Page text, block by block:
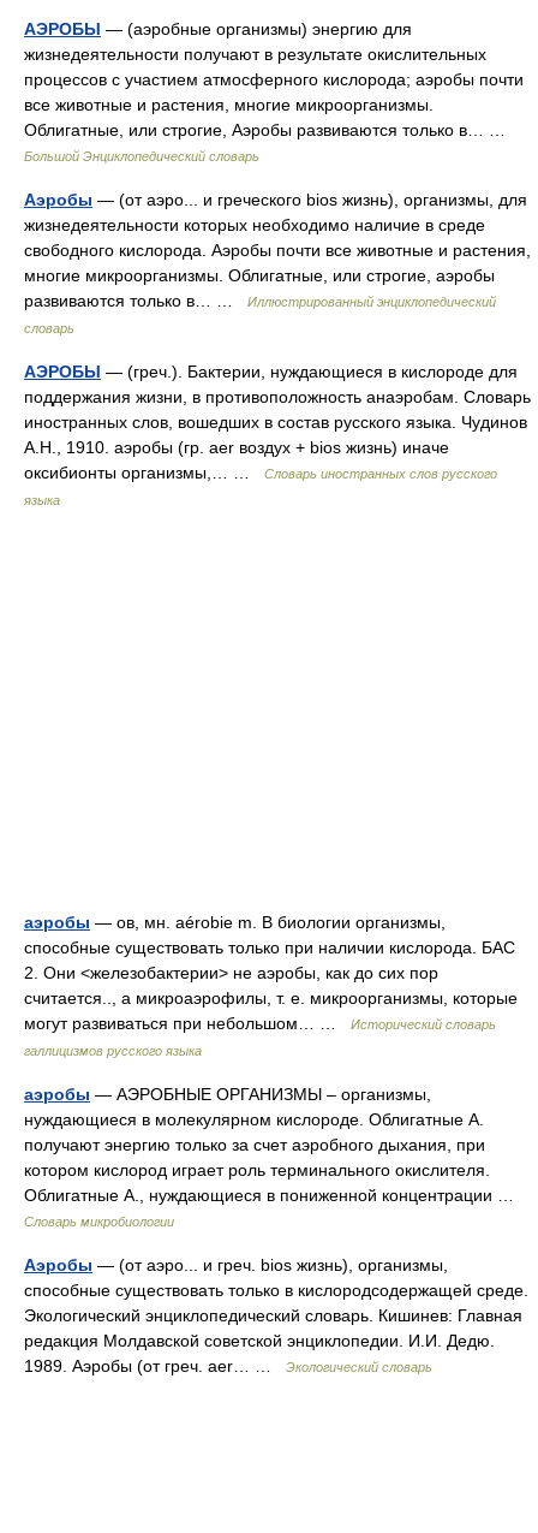
АЭРОБЫ — (аэробные организмы) энергию для
жизнедеятельности получают в результате окислительных
процессов с участием атмосферного кислорода; аэробы почти
все животные и растения, многие микроорганизмы.
Облигатные, или строгие, Аэробы развиваются только в… …
Большой Энциклопедический словарь
Аэробы — (от аэро... и греческого bios жизнь), организмы, для
жизнедеятельности которых необходимо наличие в среде
свободного кислорода. Аэробы почти все животные и растения,
многие микроорганизмы. Облигатные, или строгие, аэробы
развиваются только в… …
Иллюстрированный энциклопедический
словарь
АЭРОБЫ — (греч.). Бактерии, нуждающиеся в кислороде для
поддержания жизни, в противоположность анаэробам. Словарь
иностранных слов, вошедших в состав русского языка. Чудинов
А.Н., 1910. аэробы (гр. aer воздух + bios жизнь) иначе
оксибионты организмы,… …
Словарь иностранных слов русского
языка
аэробы — ов, мн. aérobie m. В биологии организмы,
способные существовать только при наличии кислорода. БАС
2. Они <железобактерии> не аэробы, как до сих пор
считается.., а микроаэрофилы, т. е. микроорганизмы, которые
могут развиваться при небольшом… …
Исторический словарь
галлицизмов русского языка
аэробы — АЭРОБНЫЕ ОРГАНИЗМЫ – организмы,
нуждающиеся в молекулярном кислороде. Облигатные А.
получают энергию только за счет аэробного дыхания, при
котором кислород играет роль терминального окислителя.
Облигатные А., нуждающиеся в пониженной концентрации …
Словарь микробиологии
Аэробы — (от аэро... и греч. bios жизнь), организмы,
способные существовать только в кислородсодержащей среде.
Экологический энциклопедический словарь. Кишинев: Главная
редакция Молдавской советской энциклопедии. И.И. Дедю.
1989. Аэробы (от греч. аеr… …
Экологический словарь